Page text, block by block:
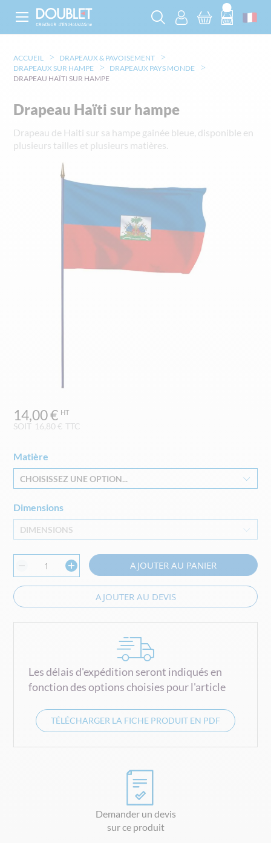
ACCUEIL
DRAPEAUX & PAVOISEMENT
DRAPEAUX SUR HAMPE
DRAPEAUX PAYS MONDE
DRAPEAU HAÏTI SUR HAMPE
SOIT 16,80 € TTC
14,00 €
Matière
CHOISISSEZ UNE OPTION...
Dimensions
DIMENSIONS
AJOUTER AU PANIER
AJOUTER AU DEVIS
Les délais d'expédition seront indiqués en
fonction des options choisies pour l'article
TÉLÉCHARGER LA FICHE PRODUIT EN PDF
Drapeau Haïti sur hampe
Drapeau de Haiti sur sa hampe gainée bleue, disponible en
plusieurs tailles et plusieurs matières.
to
the
the
gallery
Demander un devis
sur ce produit